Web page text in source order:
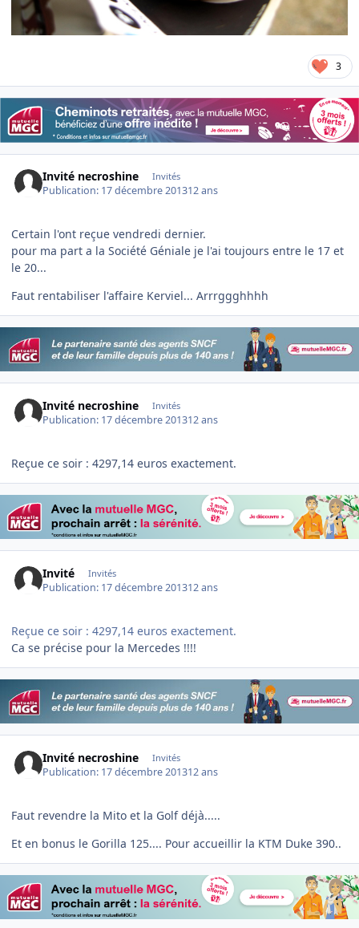
3
Invité necroshine Invités
Publication: 17 décembre 201312 ans
Certain l'ont reçue vendredi dernier.
pour ma part a la Société Géniale je l'ai toujours entre le 17 et
le 20...
Faut rentabiliser l'affaire Kerviel... Arrrggghhhh
Invité necroshine Invités
Publication: 17 décembre 201312 ans
Reçue ce soir : 4297,14 euros exactement.
Invité Invités
Publication: 17 décembre 201312 ans
Reçue ce soir : 4297,14 euros exactement.
Ca se précise pour la Mercedes !!!!
Invité necroshine Invités
Publication: 17 décembre 201312 ans
Faut revendre la Mito et la Golf déjà.....
Et en bonus le Gorilla 125.... Pour accueillir la KTM Duke 390..